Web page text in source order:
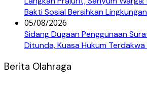
Bakti Sosial Bersihkan
05/08/2026
Sidang Dugaan Penggunaan
Ditunda, Kuasa Hukum
Berita Olahraga